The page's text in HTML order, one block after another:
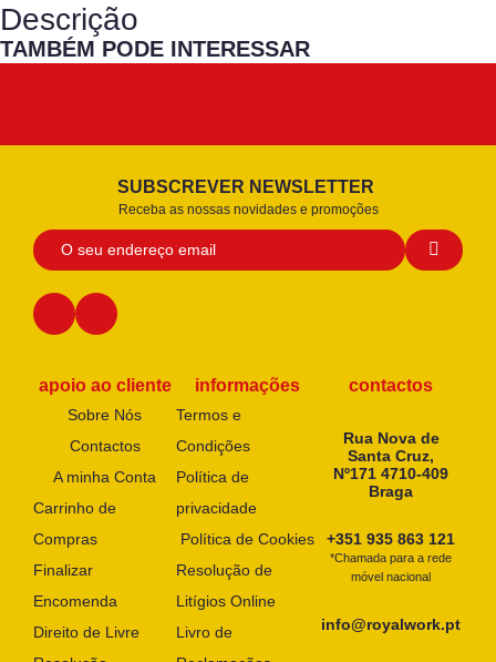
Descrição
TAMBÉM PODE INTERESSAR
SUBSCREVER NEWSLETTER
Receba as nossas novidades e promoções
apoio ao cliente
Sobre Nós
Contactos
A minha Conta
Carrinho de
Compras
Finalizar
Encomenda
Direito de Livre
informações
Termos e
Condições
Política de
privacidade
Política de Cookies
Resolução de
Litígios Online
Livro de
contactos
Rua Nova de
Santa Cruz,
Nº171 4710-409
Braga
+351 935 863 121
*Chamada para a rede
móvel nacional
info@royalwork.pt